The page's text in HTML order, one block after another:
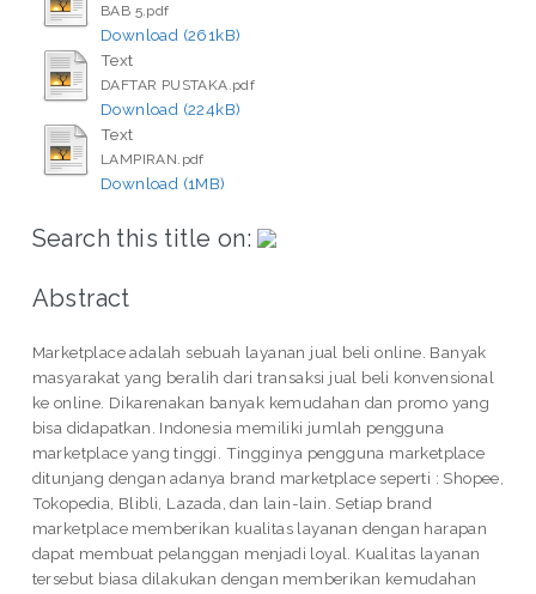
BAB 5.pdf
Download (261kB)
Text
DAFTAR PUSTAKA.pdf
Download (224kB)
Text
LAMPIRAN.pdf
Download (1MB)
Search this title on:
Abstract
Marketplace adalah sebuah layanan jual beli online. Banyak
masyarakat yang beralih dari transaksi jual beli konvensional
ke online. Dikarenakan banyak kemudahan dan promo yang
bisa didapatkan. Indonesia memiliki jumlah pengguna
marketplace yang tinggi. Tingginya pengguna marketplace
ditunjang dengan adanya brand marketplace seperti : Shopee,
Tokopedia, Blibli, Lazada, dan lain-lain. Setiap brand
marketplace memberikan kualitas layanan dengan harapan
dapat membuat pelanggan menjadi loyal. Kualitas layanan
tersebut biasa dilakukan dengan memberikan kemudahan